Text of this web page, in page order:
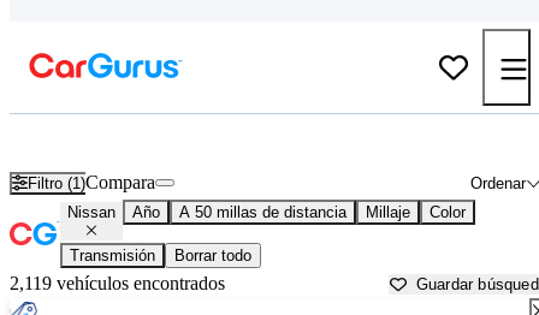
Filtro (1) Ordenar
Compara
Nissan Año A 50 millas de distancia Millaje Color
Transmisión Borrar todo
2,119 vehículos encontrados Guardar